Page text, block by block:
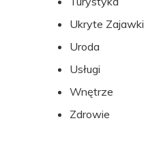
Ukryte Zajawki
Uroda
Usługi
Wnętrze
Zdrowie